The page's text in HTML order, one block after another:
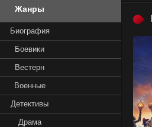
Жанры
Биография
Боевики
Вестерн
Военные
Детективы
Драма